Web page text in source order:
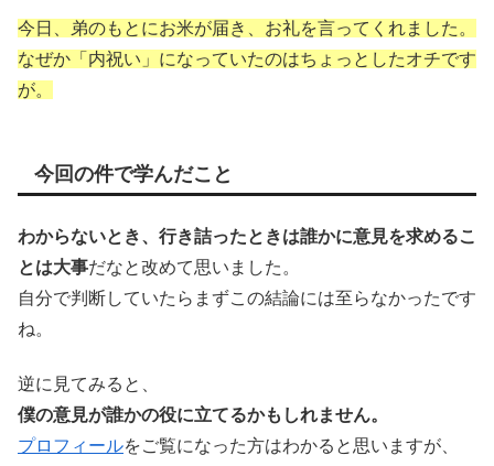
今日、弟のもとにお米が届き、お礼を言ってくれました。
なぜか「内祝い」になっていたのはちょっとしたオチです
が。
今回の件で学んだこと
わからないとき、行き詰ったときは誰かに意見を求めるこ
とは大事だなと改めて思いました。
自分で判断していたらまずこの結論には至らなかったです
ね。
逆に見てみると、
僕の意見が誰かの役に立てるかもしれません。
プロフィールをご覧になった方はわかると思いますが、